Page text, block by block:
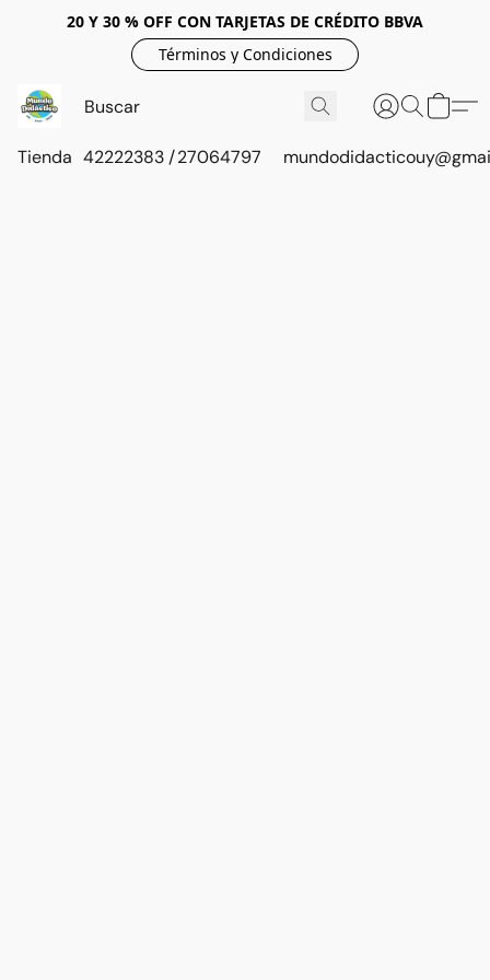
20 Y 30 % OFF CON TARJETAS DE CRÉDITO BBVA
Términos y Condiciones
Tienda 42222383 / 27064797